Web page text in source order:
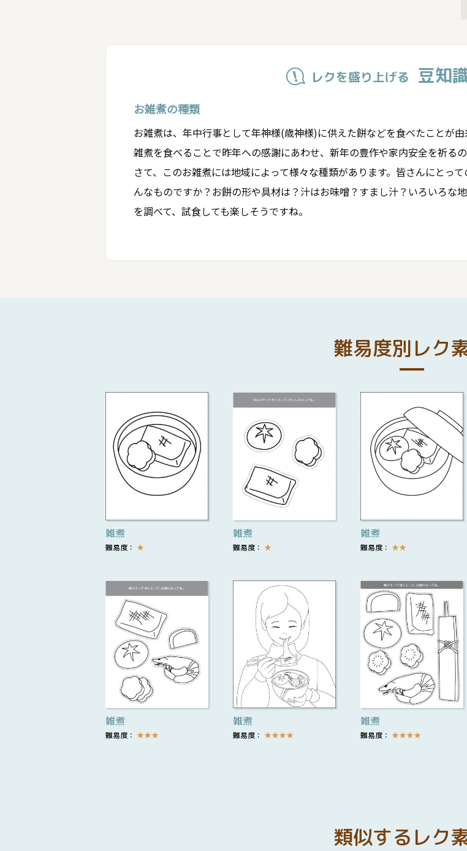
レクを盛り上げる 豆知
お雑煮の種類
お雑煮は、年中行事として年神様(歳神様)に供えた餅などを食べたことが
雑煮を食べることで昨年への感謝にあわせ、新年の豊作や家内安全を祈るの
さて、このお雑煮には地域によって様々な種類があります。皆さんにとっ
んなものですか？お餅の形や具材は？汁はお味噌？すまし汁？いろいろな
を調べて、試食しても楽しそうですね。
難易度別レク
雑煮
難易度： ★
雑煮
難易度： ★
雑煮
難易度： ★★
雑煮
難易度： ★★★
雑煮
難易度： ★★★★
雑煮
難易度： ★★★★
類似するレク